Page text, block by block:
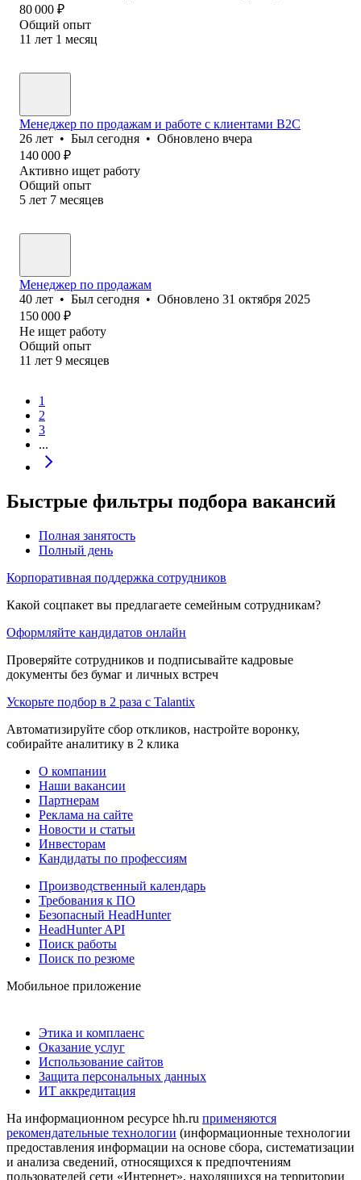
80 000 ₽
Общий опыт
11 лет 1 месяц
Менеджер по продажам и работе с клиентами B2C
26 лет • Был сегодня • Обновлено вчера
140 000 ₽
Активно ищет работу
Общий опыт
5 лет 7 месяцев
Менеджер по продажам
40 лет • Был сегодня • Обновлено 31 октября 2025
150 000 ₽
Не ищет работу
Общий опыт
11 лет 9 месяцев
1
2
3
...
Быстрые фильтры подбора вакансий
Полная занятость
Полный день
Корпоративная поддержка сотрудников
Какой соцпакет вы предлагаете семейным сотрудникам?
Оформляйте кандидатов онлайн
Проверяйте сотрудников и подписывайте кадровые
документы без бумаг и личных встреч
Ускорьте подбор в 2 раза с Talantix
Автоматизируйте сбор откликов, настройте воронку,
собирайте аналитику в 2 клика
О компании
Наши вакансии
Партнерам
Реклама на сайте
Новости и статьи
Инвесторам
Кандидаты по профессиям
Производственный календарь
Требования к ПО
Безопасный HeadHunter
HeadHunter API
Поиск работы
Поиск по резюме
Мобильное приложение
Этика и комплаенс
Оказание услуг
Использование сайтов
Защита персональных данных
ИТ аккредитация
На информационном ресурсе hh.ru применяются
рекомендательные технологии (информационные технологии
предоставления информации на основе сбора, систематизации
и анализа сведений, относящихся к предпочтениям
пользователей сети «Интернет», находящихся на территории